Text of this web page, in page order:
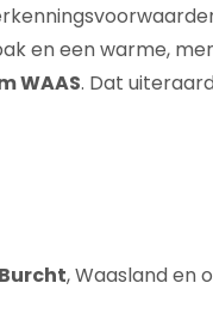
en een warme,
WAAS. Dat
Burcht, Waasland en